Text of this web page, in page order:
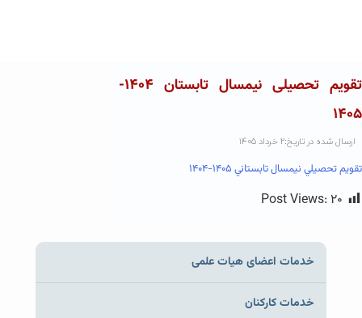
تقویم تحصیلی نیمسال تابستان ۱۴۰۴-
۱۴۰۵
ارسال شده در تاریخ:۲ خرداد ۱۴۰۵
تقويم تحصيلي نيمسال تابستاني ۱۴۰۵-۱۴۰۴
Post Views: ۲۰
خدمات اعضای هیات علمی
خدمات کارکنان